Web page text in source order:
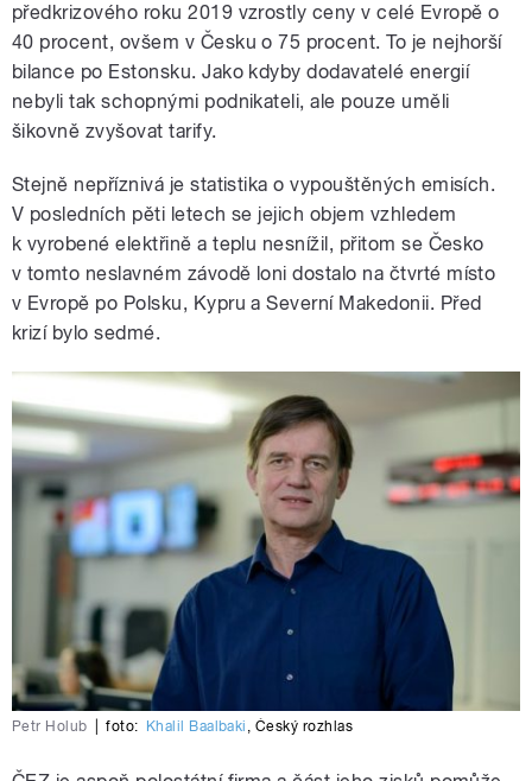
předkrizového roku 2019 vzrostly ceny v celé Evropě o
40 procent, ovšem v Česku o 75 procent. To je nejhorší
bilance po Estonsku. Jako kdyby dodavatelé energií
nebyli tak schopnými podnikateli, ale pouze uměli
šikovně zvyšovat tarify.
Stejně nepříznivá je statistika o vypouštěných emisích.
V posledních pěti letech se jejich objem vzhledem
k vyrobené elektřině a teplu nesnížil, přitom se Česko
v tomto neslavném závodě loni dostalo na čtvrté místo
v Evropě po Polsku, Kypru a Severní Makedonii. Před
krizí bylo sedmé.
Petr Holub foto: Khalil Baalbaki Český rozhlas